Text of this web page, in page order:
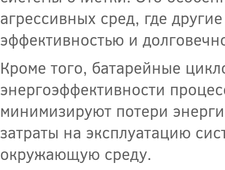
агрессивных сред, где
эффективностью и
Кроме того, батарейные
энергоэффективности
минимизируют потери
затраты на эксплуатацию
окружающую среду.